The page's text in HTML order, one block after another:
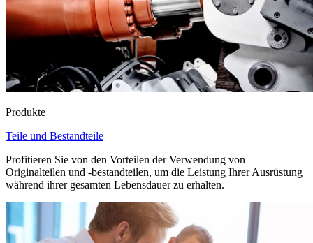
Produkte
Teile und Bestandteile
Profitieren Sie von den Vorteilen der Verwendung von
Originalteilen und -bestandteilen, um die Leistung Ihrer Ausrüstung
während ihrer gesamten Lebensdauer zu erhalten.